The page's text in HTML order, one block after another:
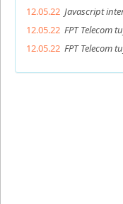
12.05.22 Javascript
12.05.22 FPT Telecom
12.05.22 FPT Telecom